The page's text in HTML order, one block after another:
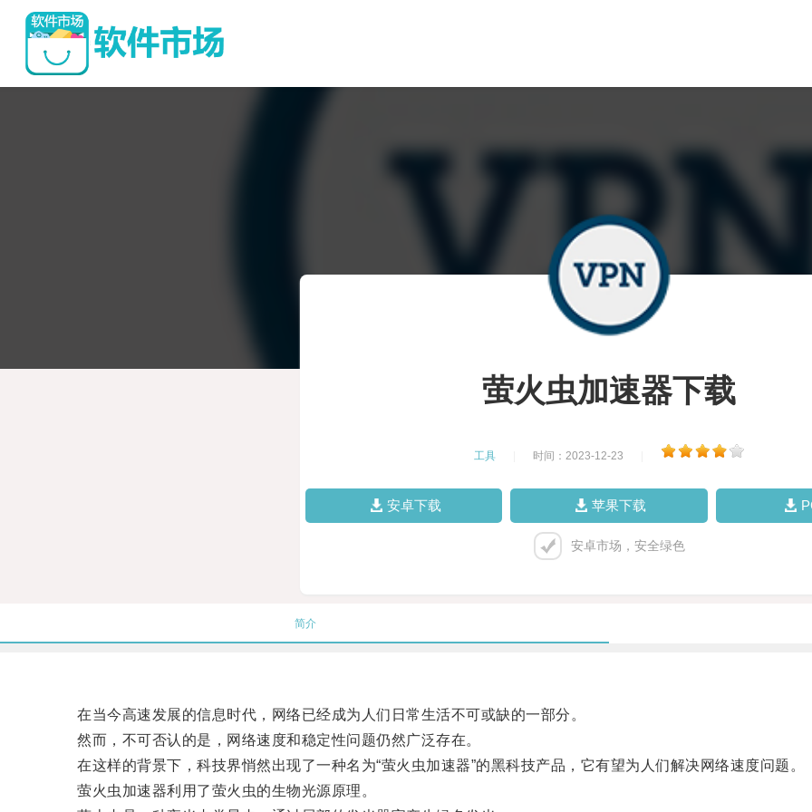
萤火虫加速器下载
工具 时间：2023-12-23
安卓下载 苹果下载
安卓市场，安全绿色
简介
在当今高速发展的信息时代，网络已经成为人们日常生活不可或缺的一部分。
然而，不可否认的是，网络速度和稳定性问题仍然广泛存在。
在这样的背景下，科技界悄然出现了一种名为“萤火虫加速器”的黑科技产品，它有望为人们解决网络速度问题。
萤火虫加速器利用了萤火虫的生物光源原理。